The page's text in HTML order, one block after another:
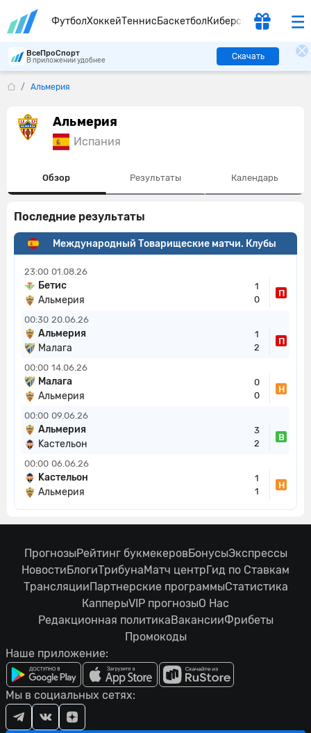
ФутболХоккейТеннисБаскетболКиберспорт
ВсеПроСпорт
В приложении удобнее Скачать
Альмерия
Альмерия
Испания
Обзор Результаты Календарь
Последние результаты
Международный Товарищеские матчи. Клубы
23:00 01.08.26
Бетис
Альмерия
1
0
П
00:30 20.06.26
Альмерия
Малага
1
2
П
00:00 14.06.26
Малага
Альмерия
0
0
Н
00:00 09.06.26
Альмерия
Kастельон
3
2
В
00:00 06.06.26
Kастельон
Альмерия
1
1
Н
ПрогнозыРейтинг букмекеровБонусыЭкспрессы
НовостиБлогиТрибунаМатч центрГид по Ставкам
ТрансляцииПартнерские программыСтатистика
КапперыVIP прогнозыО Нас
Редакционная политикаВакансииФрибеты
Промокоды
Наше приложение:
Мы в социальных сетях: